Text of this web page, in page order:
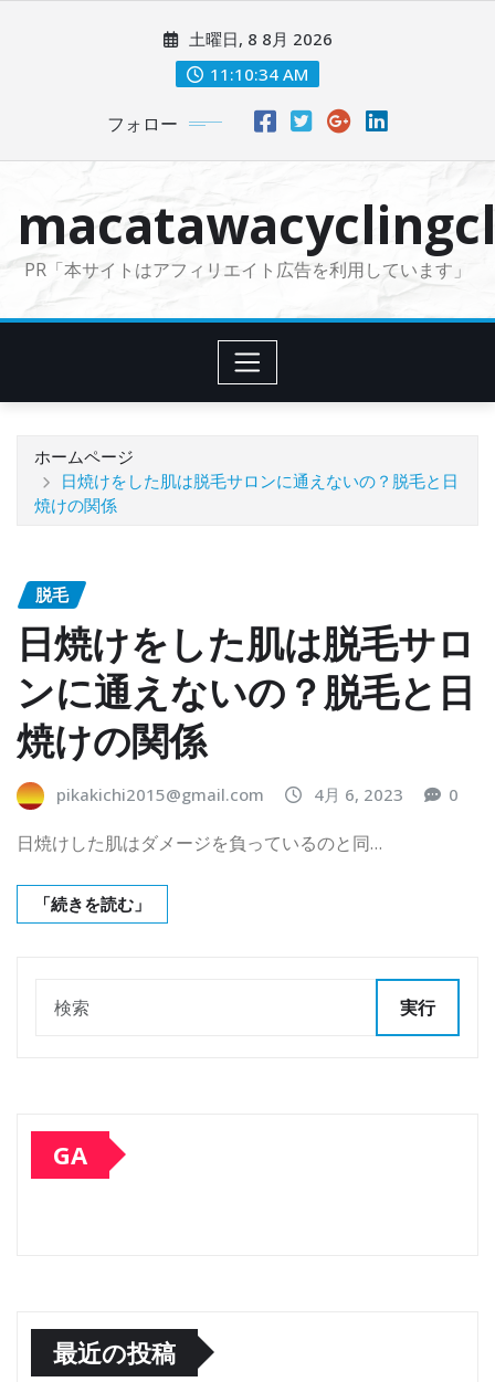
に
土曜日, 8 8月 2026
11:10:35 AM
フォロー
PR「本サイトはアフィリエイト広告を利用しています」
ホームページ
日焼けをした肌は脱毛サロンに通えないの？脱毛と日
焼けの関係
脱毛
日焼けをした肌は脱毛サロ
ンに通えないの？脱毛と日
焼けの関係
pikakichi2015@gmail.com 4月 6, 2023 0
日焼けした肌はダメージを負っているのと同…
「続きを読む」
実行
GA
最近の投稿